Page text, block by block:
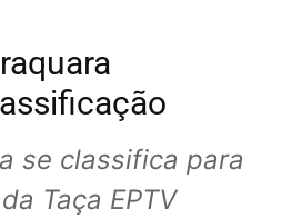
se classifica para
Taça EPTV